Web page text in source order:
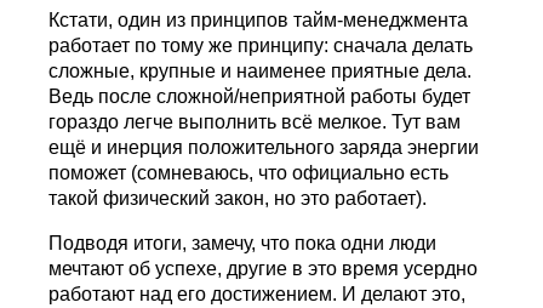
Кстати, один из принципов тайм-менеджмента
работает по тому же принципу: сначала делать
сложные, крупные и наименее приятные дела.
Ведь после сложной/неприятной работы будет
гораздо легче выполнить всё мелкое. Тут вам
ещё и инерция положительного заряда энергии
поможет (сомневаюсь, что официально есть
такой физический закон, но это работает).
Подводя итоги, замечу, что пока одни люди
мечтают об успехе, другие в это время усердно
работают над его достижением. И делают это,